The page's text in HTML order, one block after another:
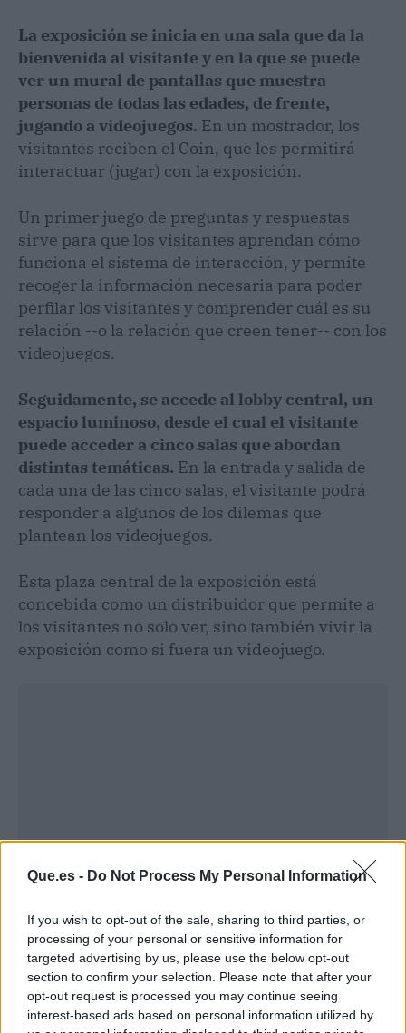
Que.es - Do Not Process My Personal Information
If you wish to opt-out of the sale, sharing to third parties, or
processing of your personal or sensitive information for
targeted advertising by us, please use the below opt-out
section to confirm your selection. Please note that after your
opt-out request is processed you may continue seeing
interest-based ads based on personal information utilized by
La exposición se inicia en una sala que da la
bienvenida al visitante y en la que se puede
ver un mural de pantallas que muestra
personas de todas las edades, de frente,
jugando a videojuegos. En un mostrador, los
visitantes reciben el Coin, que les permitirá
interactuar (jugar) con la exposición.
Un primer juego de preguntas y respuestas
sirve para que los visitantes aprendan cómo
funciona el sistema de interacción, y permite
recoger la información necesaria para poder
perfilar los visitantes y comprender cuál es su
relación --o la relación que creen tener-- con los
videojuegos.
Seguidamente, se accede al lobby central, un
espacio luminoso, desde el cual el visitante
puede acceder a cinco salas que abordan
distintas temáticas. En la entrada y salida de
cada una de las cinco salas, el visitante podrá
responder a algunos de los dilemas que
plantean los videojuegos.
Esta plaza central de la exposición está
concebida como un distribuidor que permite a
los visitantes no solo ver, sino también vivir la
exposición como si fuera un videojuego.
Publicidad